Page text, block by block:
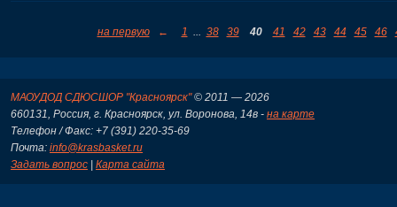
на первую ← 1 ... 38 39 40 41 42 43 44 45 46
МАОУДОД СДЮСШОР "Красноярск"© 2011 — 2026
660131, Россия, г. Красноярск, ул. Воронова, 14в - на карте
Телефон / Факс: +7 (391) 220-35-69
Почта: info@krasbasket.ru
Задать вопрос
Карта сайта